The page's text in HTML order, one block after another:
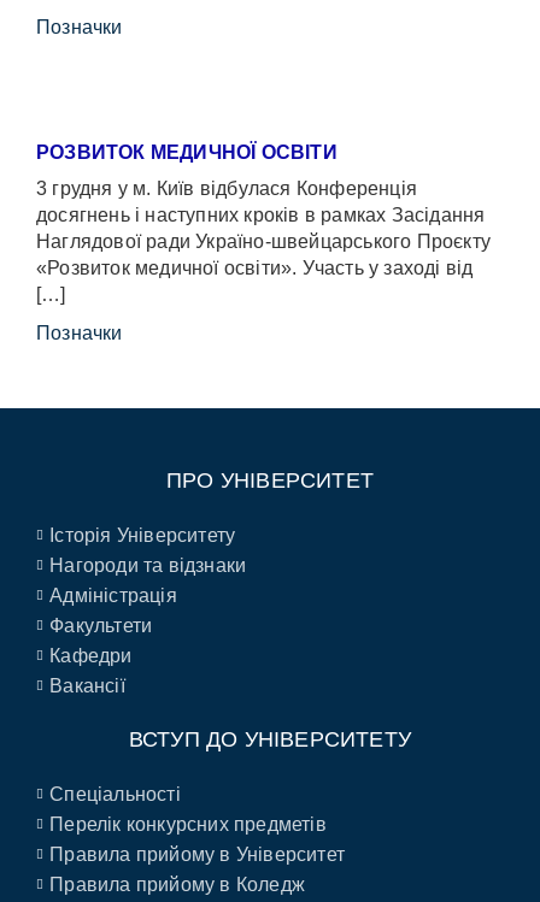
Позначки
РОЗВИТОК МЕДИЧНОЇ ОСВІТИ
3 грудня у м. Київ відбулася Конференція
досягнень і наступних кроків в рамках Засідання
Наглядової ради Україно-швейцарського Проєкту
«Розвиток медичної освіти». Участь у заході від
[…]
Позначки
ПРО УНІВЕРСИТЕТ
Історія Університету
Нагороди та відзнаки
Адміністрація
Факультети
Кафедри
Вакансії
ВСТУП ДО УНІВЕРСИТЕТУ
Спеціальності
Перелік конкурсних предметів
Правила прийому в Університет
Правила прийому в Коледж